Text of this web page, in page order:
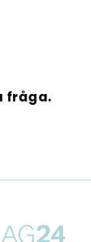
fråga.